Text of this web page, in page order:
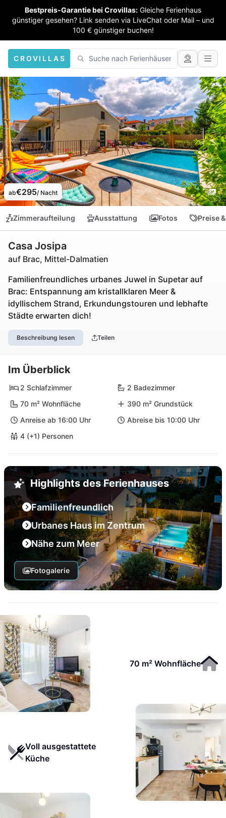
Bestpreis-Garantie bei Crovillas: Gleiche Ferienhaus
günstiger gesehen? Link senden via LiveChat oder Mail – und
100 € günstiger buchen!
CROVILLAS
ab€295/ Nacht
Zimmeraufteilung Ausstattung Fotos Preise
Casa Josipa
auf Brac, Mittel-Dalmatien
Familienfreundliches urbanes Juwel in Supetar auf
Brac: Entspannung am kristallklaren Meer &
idyllischem Strand, Erkundungstouren und lebhafte
Städte erwarten dich!
Beschreibung lesen Teilen
Im Überblick
2 Schlafzimmer
2 Badezimmer
70 m² Wohnfläche
390 m² Grundstück
Anreise ab 16:00 Uhr
Abreise bis 10:00 Uhr
4 (+1) Personen
Highlights des Ferienhauses
Familienfreundlich
Urbanes Haus im Zentrum
Nähe zum Meer
Fotogalerie
70 m² Wohnfläche
Voll ausgestattete
Küche